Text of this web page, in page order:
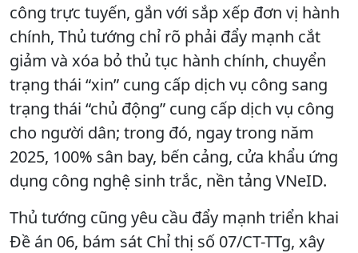
công trực tuyến, gắn với sắp xếp đơn vị hành
chính, Thủ tướng chỉ rõ phải đẩy mạnh cắt
giảm và xóa bỏ thủ tục hành chính, chuyển
trạng thái “xin” cung cấp dịch vụ công sang
trạng thái “chủ động” cung cấp dịch vụ công
cho người dân; trong đó, ngay trong năm
2025, 100% sân bay, bến cảng, cửa khẩu ứng
dụng công nghệ sinh trắc, nền tảng VNeID.
Thủ tướng cũng yêu cầu đẩy mạnh triển khai
Đề án 06, bám sát Chỉ thị số 07/CT-TTg, xây